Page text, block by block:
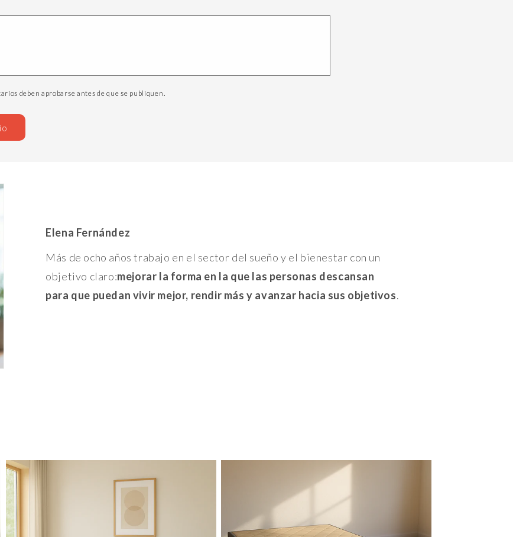
deben aprobarse antes de que se publiquen.
Elena Fernández
Más de ocho años trabajo en el sector del sueño y el bienestar con un
objetivo claro:mejorar la forma en la que las personas descansan
para que puedan vivir mejor, rendir más y avanzar hacia sus objetivos.